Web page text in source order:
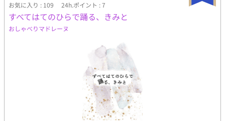
お気に入り : 109 24h.ポイント : 7
すべてはてのひらで踊る、きみと
おしゃべりマドレーヌ